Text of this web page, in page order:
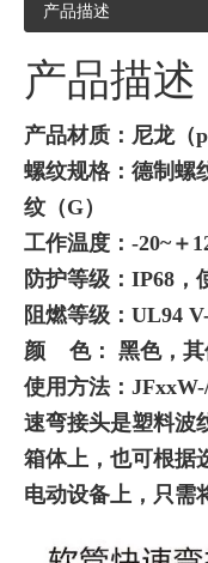
产品描述
产品描述
产品材质：尼龙（
螺纹规格：德制螺
纹（G）
工作温度：-20~＋
防护等级：IP68，
阻燃等级：UL94
颜 色： 黑色，其
使用方法：
速弯接头是塑料波
箱体上，也可根据
电动设备上，只需